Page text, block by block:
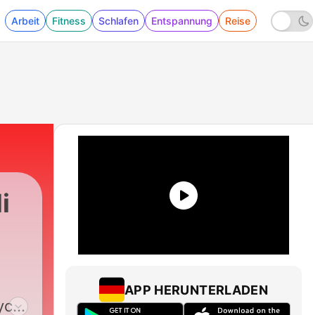
Arbeit Fitness Schlafen Entspannung Reise
APP HERUNTERLADEN